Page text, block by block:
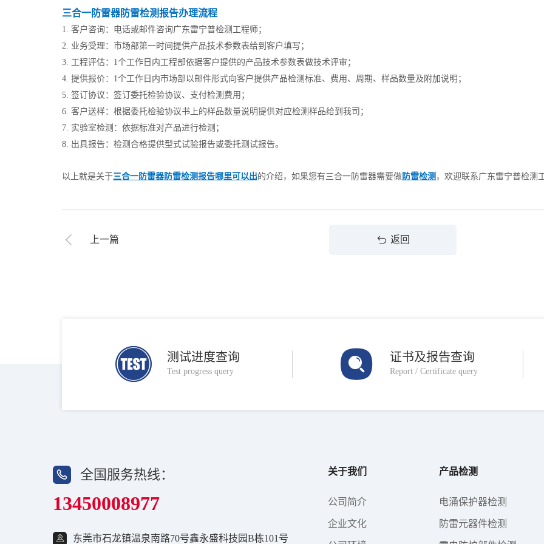
三合一防雷器防雷检测报告办理流程
1. 客户咨询：电话或邮件咨询广东雷宁普检测工程师；
2. 业务受理：市场部第一时间提供产品技术参数表给到客户填写；
3. 工程评估：1个工作日内工程部依据客户提供的产品技术参数表做技术评审；
4. 提供报价：1个工作日内市场部以邮件形式向客户提供产品检测标准、费用、周期、样品数量及附加说明；
5. 签订协议：签订委托检验协议、支付检测费用；
6. 客户送样：根据委托检验协议书上的样品数量说明提供对应检测样品给到我司；
7. 实验室检测：依据标准对产品进行检测；
8. 出具报告：检测合格提供型式试验报告或委托测试报告。
以上就是关于三合一防雷器防雷检测报告哪里可以出的介绍，如果您有三合一防雷器需要做防雷检测 ，欢迎联系广东雷宁普检测
上一篇 返回
测试进度查询
Test progress query
证书及报告查询
Report / Certificate query
全国服务热线：
13450008977
东莞市石龙镇温泉南路70号鑫永盛科技园B栋101号
关于我们
公司简介
企业文化
产品检测
电涌保护器检测
防雷元器件检测